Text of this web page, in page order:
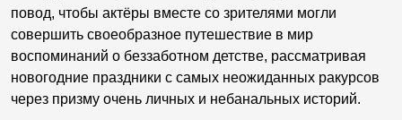
повод, чтобы актёры вместе со зрителями могли
совершить своеобразное путешествие в мир
воспоминаний о беззаботном детстве, рассматривая
новогодние праздники с самых неожиданных ракурсов
через призму очень личных и небанальных историй.